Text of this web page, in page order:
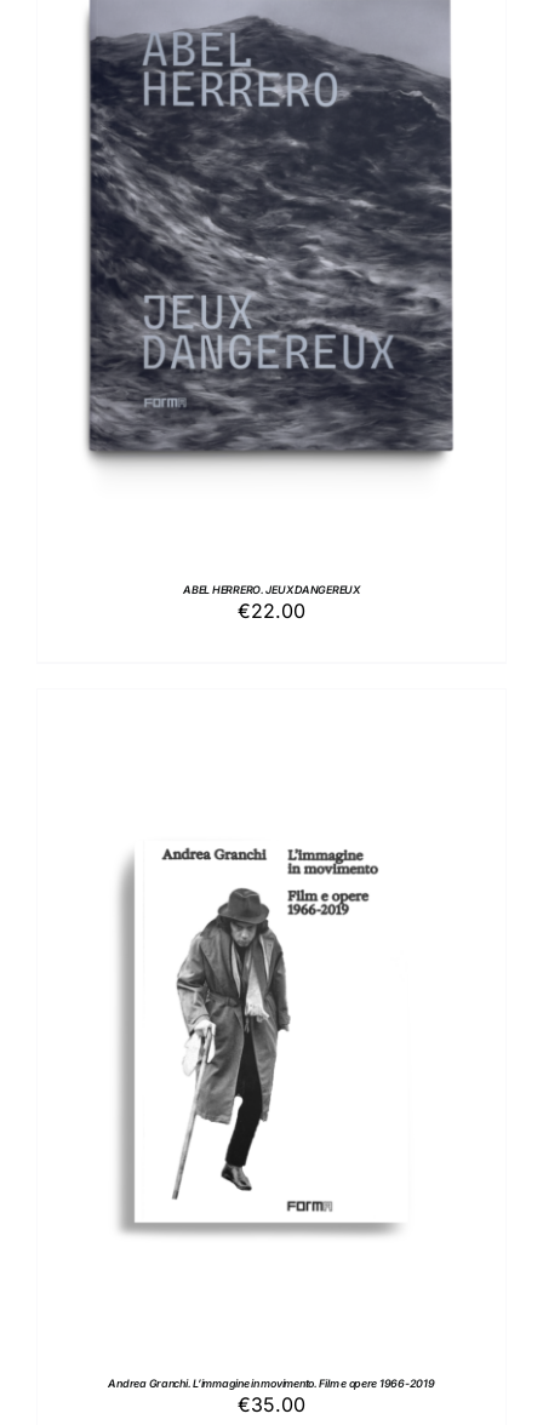
AGGIUNGI AL CARRELLO / DETTAGLI
ABEL HERRERO. JEUX DANGEREUX
€22.00
AGGIUNGI AL CARRELLO
Andrea Granchi. L’immagine in movimento. Film e opere 1966-2019
€35.00